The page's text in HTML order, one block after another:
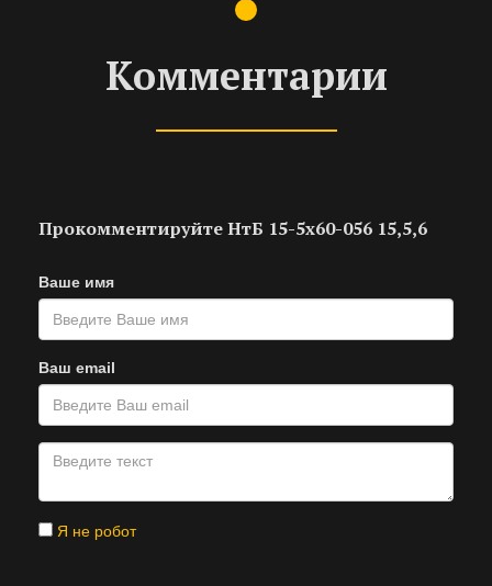
Комментарии
Прокомментируйте НтБ 15-5х60-056 15,5,6
Ваше имя
Ваш email
Я не робот